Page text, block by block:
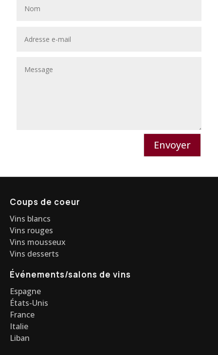
Envoyer
Coups de coeur
Vins blancs
Vins rouges
Vins mousseux
Vins desserts
Événements/salons de vins
Espagne
États-Unis
France
Italie
Liban